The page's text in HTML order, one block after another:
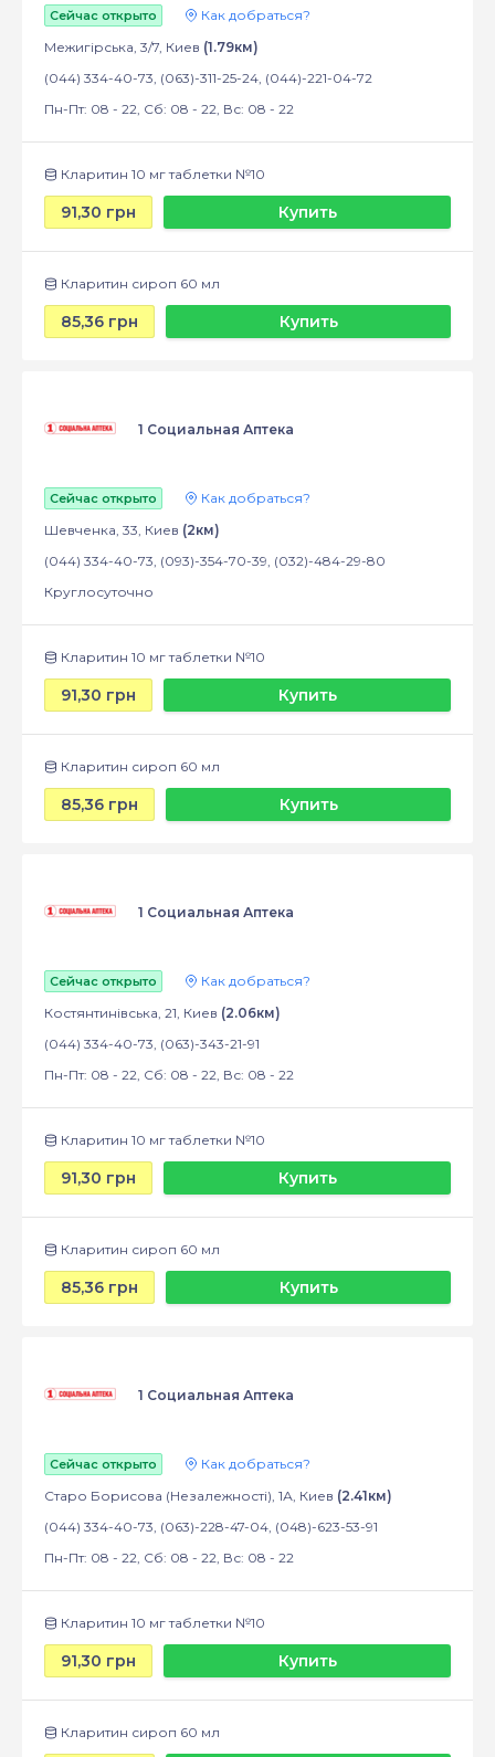
Сейчас открыто
Как добраться?
Межигірська, 3/7, Киев (1.79км)
(044) 334-40-73, (063)-311-25-24, (044)-221-04-72
Пн-Пт: 08 - 22, Сб: 08 - 22, Вс: 08 - 22
Кларитин 10 мг таблетки №10
91,30 грн Купить
Кларитин сироп 60 мл
85,36 грн Купить
1 Социальная Аптека
Сейчас открыто
Как добраться?
Шевченка, 33, Киев (2км)
(044) 334-40-73, (093)-354-70-39, (032)-484-29-80
Круглосуточно
Кларитин 10 мг таблетки №10
91,30 грн Купить
Кларитин сироп 60 мл
85,36 грн Купить
1 Социальная Аптека
Сейчас открыто
Как добраться?
Костянтинівська, 21, Киев (2.06км)
(044) 334-40-73, (063)-343-21-91
Пн-Пт: 08 - 22, Сб: 08 - 22, Вс: 08 - 22
Кларитин 10 мг таблетки №10
91,30 грн Купить
Кларитин сироп 60 мл
85,36 грн Купить
1 Социальная Аптека
Сейчас открыто
Как добраться?
Старо Борисова (Незалежності), 1А, Киев (2.41км)
(044) 334-40-73, (063)-228-47-04, (048)-623-53-91
Пн-Пт: 08 - 22, Сб: 08 - 22, Вс: 08 - 22
Кларитин 10 мг таблетки №10
91,30 грн Купить
Кларитин сироп 60 мл